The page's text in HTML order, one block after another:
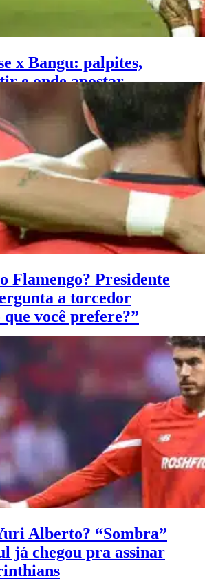
x Bangu: palpites,
e onde apostar –
Carioca (01/02)
Flamengo? Presidente
a torcedor
você prefere?”
com torcedor sobre situação de
Alberto? “Sombra”
já chegou pra assinar